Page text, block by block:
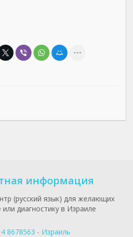
информация
(русский язык) для желающих
диагностику в Израиле
8678563 - Израиль